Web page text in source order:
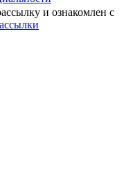
и ознакомлен с